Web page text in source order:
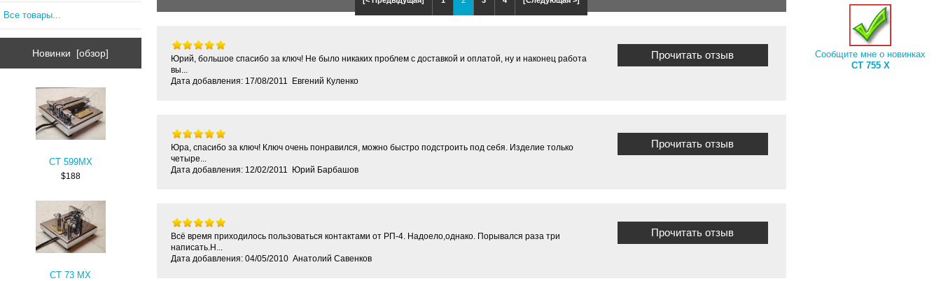
Все товары...
Новинки [обзор]
CT 599MX
$188
CT 73 MX
Прочитать отзыв
Юрий, большое спасибо за ключ! Не было никаких проблем с доставкой и оплатой, ну и наконец работа
вы...
Дата добавления: 17/08/2011 Евгений Куленко
Прочитать отзыв
Юра, спасибо за ключ! Ключ очень понравился, можно быстро подстроить под себя. Изделие только
четыре...
Дата добавления: 12/02/2011 Юрий Барбашов
Прочитать отзыв
Всё время приходилось пользоваться контактами от РП-4. Надоело,однако. Порывался раза три
написать.Н...
Дата добавления: 04/05/2010 Анатолий Савенков
Сообщите мне о новинках
CT 755 X